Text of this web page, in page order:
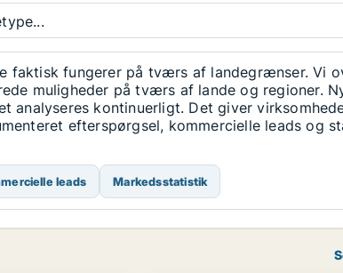
faktisk fungerer på tværs af landegrænser. Vi
muligheder på tværs af lande og regioner.
analyseres kontinuerligt. Det giver
efterspørgsel, kommercielle leads og
leads Markedsstatistik